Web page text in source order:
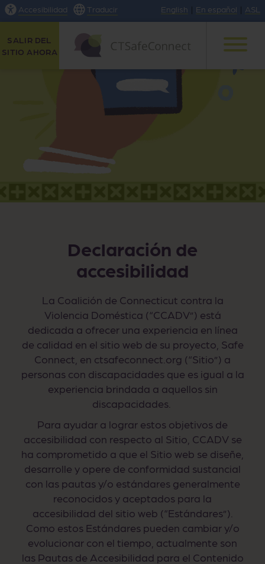
Accesibilidad Traducir English | En español | ASL
SALIR DEL
SITIO AHORA
Declaración de
accesibilidad
La Coalición de Connecticut contra la
Violencia Doméstica (“CCADV”) está
dedicada a ofrecer una experiencia en línea
de calidad en el sitio web de su proyecto, Safe
Connect, en ctsafeconnect.org (“Sitio”) a
personas con discapacidades que es igual a la
experiencia brindada a aquellos sin
discapacidades.
Para ayudar a lograr estos objetivos de
accesibilidad con respecto al Sitio, CCADV se
ha comprometido a que el Sitio web se diseñe,
desarrolle y opere de conformidad sustancial
con las pautas y/o estándares generalmente
reconocidos y aceptados para la
accesibilidad del sitio web (“Estándares”).
Como estos Estándares pueden cambiar y/o
evolucionar con el tiempo, actualmente son
las Pautas de Accesibilidad para el Contenido